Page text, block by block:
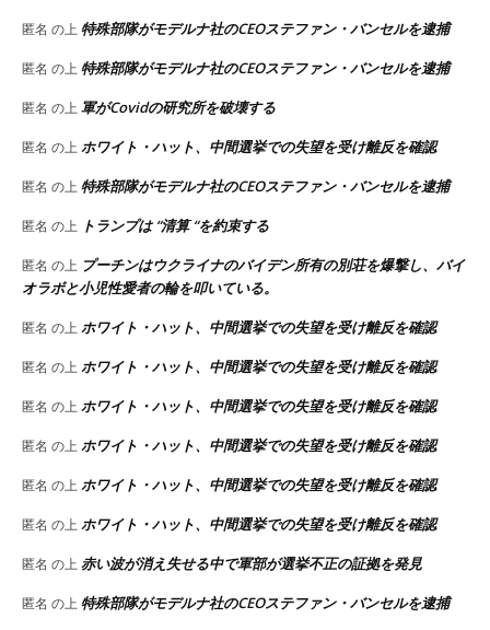
匿名 の上 特殊部隊がモデルナ社のCEOステファン・バンセルを逮捕
匿名 の上 特殊部隊がモデルナ社のCEOステファン・バンセルを逮捕
匿名 の上 軍がCovidの研究所を破壊する
匿名 の上 ホワイト・ハット、中間選挙での失望を受け離反を確認
匿名 の上 特殊部隊がモデルナ社のCEOステファン・バンセルを逮捕
匿名 の上 トランプは “清算 “を約束する
匿名 の上 プーチンはウクライナのバイデン所有の別荘を爆撃し、バイ
オラボと小児性愛者の輪を叩いている。
匿名 の上 ホワイト・ハット、中間選挙での失望を受け離反を確認
匿名 の上 ホワイト・ハット、中間選挙での失望を受け離反を確認
匿名 の上 ホワイト・ハット、中間選挙での失望を受け離反を確認
匿名 の上 ホワイト・ハット、中間選挙での失望を受け離反を確認
匿名 の上 ホワイト・ハット、中間選挙での失望を受け離反を確認
匿名 の上 ホワイト・ハット、中間選挙での失望を受け離反を確認
匿名 の上 赤い波が消え失せる中で軍部が選挙不正の証拠を発見
匿名 の上 特殊部隊がモデルナ社のCEOステファン・バンセルを逮捕